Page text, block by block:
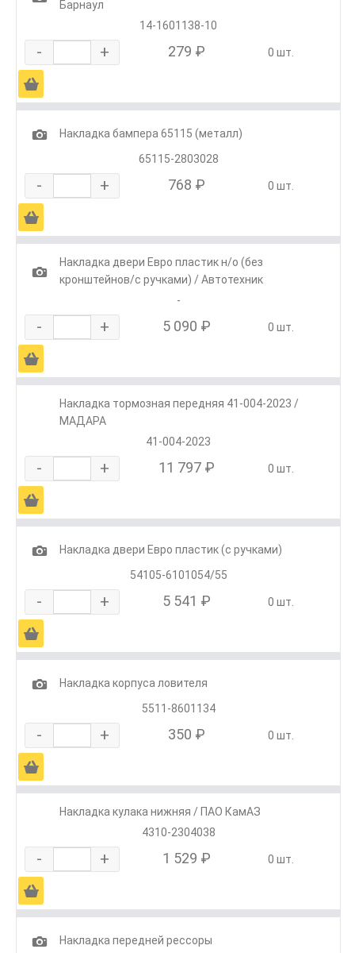
Барнаул
14-1601138-10
- + 279 ₽ 0 шт.
Ä
1
Накладка бампера 65115 (металл)
65115-2803028
- + 768 ₽ 0 шт.
Ä
1
Накладка двери Евро пластик н/о (без
кронштейнов/с ручками) / Автотехник
-
- + 5 090 ₽ 0 шт.
Ä
Накладка тормозная передняя 41-004-2023 /
МАДАРА
41-004-2023
- + 11 797 ₽ 0 шт.
Ä
1
Накладка двери Евро пластик (с ручками)
54105-6101054/55
- + 5 541 ₽ 0 шт.
Ä
1
Накладка корпуса ловителя
5511-8601134
- + 350 ₽ 0 шт.
Ä
Накладка кулака нижняя / ПАО КамАЗ
4310-2304038
- + 1 529 ₽ 0 шт.
Ä
1
Накладка передней рессоры